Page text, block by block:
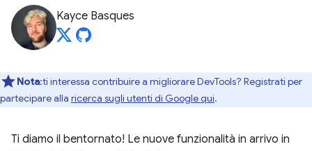
Kayce Basques
Nota:ti interessa contribuire a migliorare DevTools? Registrati per
partecipare alla ricerca sugli utenti di Google qui.
Ti diamo il bentornato! Le nuove funzionalità in arrivo in